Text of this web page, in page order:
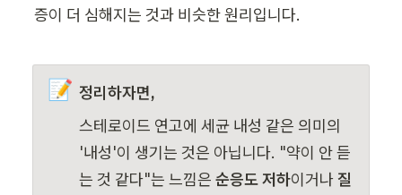
증이 더 심해지는 것과 비슷한 원리입니다.
📝 정리하자면,
스테로이드 연고에 세균 내성 같은 의미의
'내성'이 생기는 것은 아닙니다. "약이 안 듣
는 것 같다"는 느낌은 순응도 저하이거나 질